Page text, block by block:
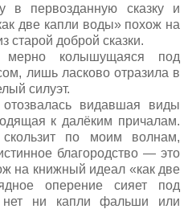
в первозданную сказку и
две капли воды» похож на
старой доброй сказки.
мерно колышущаяся под
лишь ласково отразила в
силуэт.
видавшая виды
к далёким причалам.
по моим волнам,
благородство — это
на книжный идеал «как две
оперение сияет под
ни капли фальши или